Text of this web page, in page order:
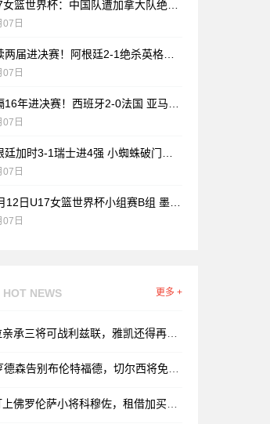
07日
07日
07日
07日
07日
HOT NEWS 更多 +
承三将可战利兹联，雅凯还得再等等
告别布伦特福德，切尔西将免费签下这位前利物浦队长
罗伦萨小将科穆佐，租借加买断谈判进入倒计时